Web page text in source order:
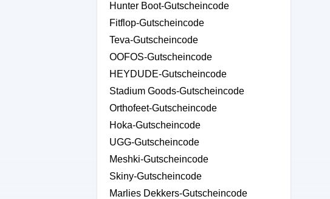
Hunter Boot-Gutscheincode
Fitflop-Gutscheincode
Teva-Gutscheincode
OOFOS-Gutscheincode
HEYDUDE-Gutscheincode
Stadium Goods-Gutscheincode
Orthofeet-Gutscheincode
Hoka-Gutscheincode
UGG-Gutscheincode
Meshki-Gutscheincode
Skiny-Gutscheincode
Marlies Dekkers-Gutscheincode